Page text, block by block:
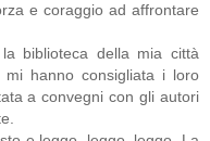
e coraggio ad affrontare
biblioteca della mia città
hanno consigliata i loro
a convegni con gli autori